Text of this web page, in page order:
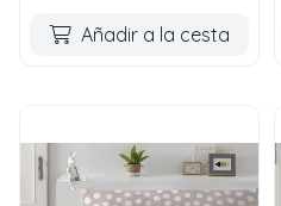
Añadir a la cesta